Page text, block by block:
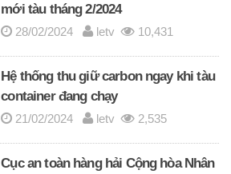
mới tàu tháng 2/2024
28/02/2024 letv 10,431
Hệ thống thu giữ carbon ngay khi tàu
container đang chạy
21/02/2024 letv 2,535
Cục an toàn hàng hải Cộng hòa Nhân